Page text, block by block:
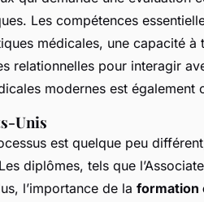
Les compétences
médicales, une capacité à
relationnelles pour interagir
modernes est également
Unis
est quelque peu
diplômes, tels que
l’importance de la formation